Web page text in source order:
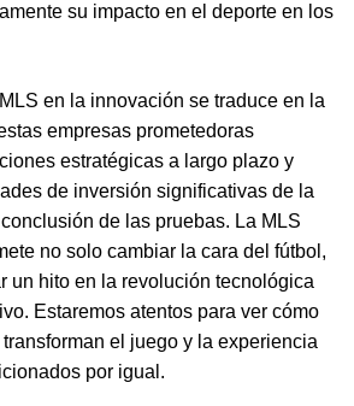
su impacto en el deporte en los
en la innovación se traduce en la
empresas prometedoras
estratégicas a largo plazo y
de inversión significativas de la
de las pruebas. La MLS
no solo cambiar la cara del fútbol,
un hito en la revolución tecnológica
Estaremos atentos para ver cómo
el juego y la experiencia
por igual.